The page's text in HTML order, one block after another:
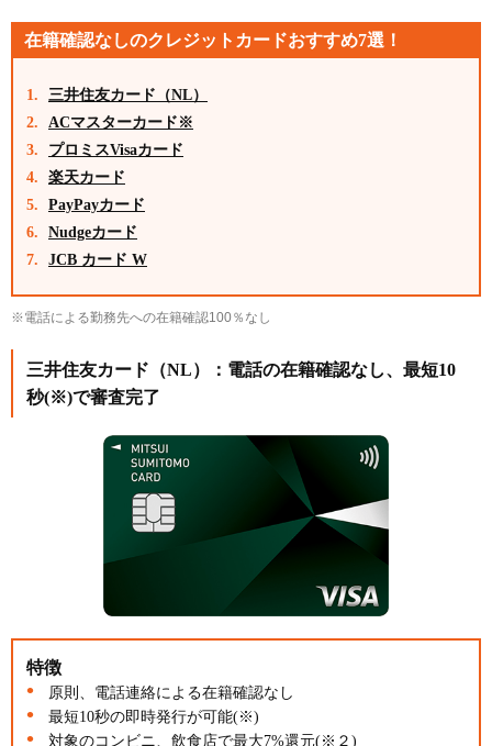
クレジットヒストリーを良い状態にする
クレジットカードの在籍確認をスムーズに終わらせ
るコツ
自分へ直接つながる電話番号を記載する
申込みから数日はいつでも電話に出られるようにし
ておく
会社の担当者にカード会社から連絡が来ると伝えて
おく
即時発行に対応しているカードを選ぶ
新規入会キャンペーンを行っているカードを選ぶ
申告した勤務先に実際は在籍していない
電話をかけても「そのような人はいない」と言われ
明らかに虚偽の勤務先情報を記載している
クレジットカードの在籍確認に関するよくある質問
クレジットカードの在籍確認とは何ですか？
在籍確認の流れは？何を聞かれる？
在籍確認は断れる？
在籍確認なしのクレジットカードおすすめ7選！
三井住友カード（NL）
ACマスターカード※
プロミスVisaカード
楽天カード
PayPayカード
Nudgeカード
JCB カード W
※電話による勤務先への在籍確認100％なし
三井住友カード（NL）：電話の在籍確認なし、最短10
秒(※)で審査完了
特徴
原則、電話連絡による在籍確認なし
最短10秒の即時発行が可能(※)
対象のコンビニ、飲食店で最大7%還元(※２)